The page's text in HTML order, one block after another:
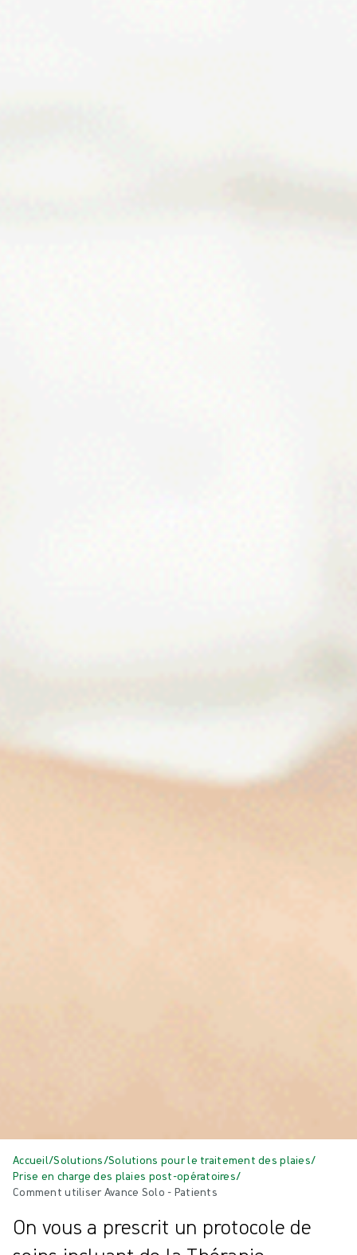
Accueil/Solutions/Solutions pour le traitement des plaies/
Prise en charge des plaies post-opératoires/
Comment utiliser Avance Solo - Patients
On vous a prescrit un protocole de